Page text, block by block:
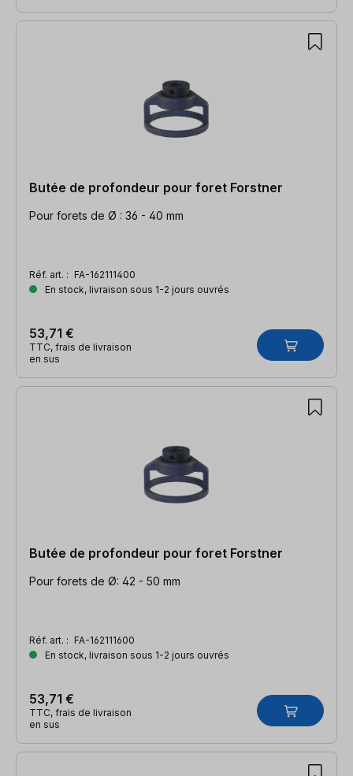
Butée de profondeur pour foret Forstner
Pour forets de Ø : 36 - 40 mm
Réf. art. : FA-162111400
En stock, livraison sous 1-2 jours ouvrés
53,71 €
TTC, frais de livraison
en sus
Butée de profondeur pour foret Forstner
Pour forets de Ø: 42 - 50 mm
Réf. art. : FA-162111600
En stock, livraison sous 1-2 jours ouvrés
53,71 €
TTC, frais de livraison
en sus